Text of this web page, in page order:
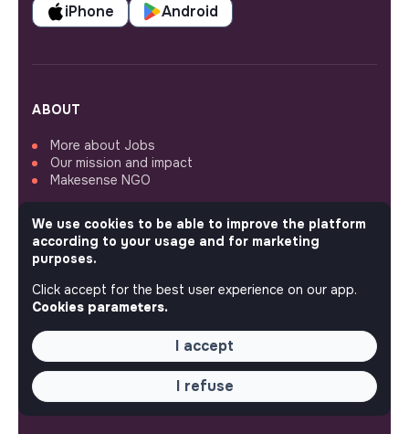
iPhone Android
ABOUT
More about Jobs
Our mission and impact
Makesense NGO
QUICK LINKS
All jobs
Media
Community
Post a job
Create an account
Recruiter workspace
We use cookies to be able to improve the platform
according to your usage and for marketing
purposes.
Click accept for the best user experience on our app.
Cookies parameters.
I accept
I refuse